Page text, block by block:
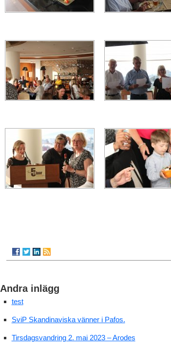
Andra inlägg
test
SviP Skandinaviska vänner i Pafos.
Tirsdagsvandring 2. mai 2023 – Arodes